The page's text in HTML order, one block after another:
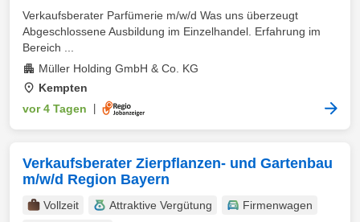
Verkaufsberater Parfümerie m/w/d Was uns überzeugt
Abgeschlossene Ausbildung im Einzelhandel. Erfahrung im
Bereich ...
Müller Holding GmbH & Co. KG
Kempten
vor 4 Tagen
Verkaufsberater Zierpflanzen- und Gartenbau
m/w/d Region Bayern
Vollzeit Attraktive Vergütung
Firmenwagen